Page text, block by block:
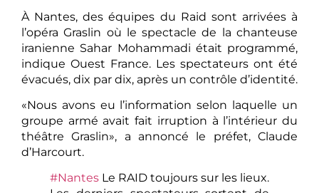
À Nantes, des équipes du Raid sont arrivées à
l’opéra Graslin où le spectacle de la chanteuse
iranienne Sahar Mohammadi était programmé,
indique Ouest France. Les spectateurs ont été
évacués, dix par dix, après un contrôle d’identité.
«Nous avons eu l’information selon laquelle un
groupe armé avait fait irruption à l’intérieur du
théâtre Graslin», a annoncé le préfet, Claude
d’Harcourt.
#Nantes Le RAID toujours sur les lieux.